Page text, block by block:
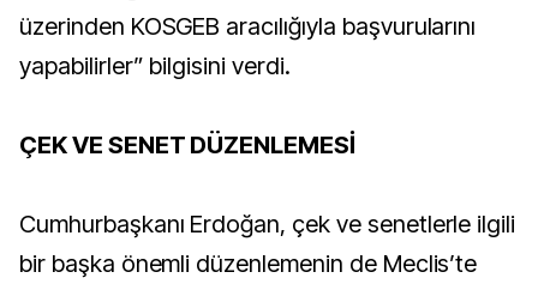
üzerinden KOSGEB aracılığıyla başvurularını
yapabilirler” bilgisini verdi.
ÇEK VE SENET DÜZENLEMESİ
Cumhurbaşkanı Erdoğan, çek ve senetlerle ilgili
bir başka önemli düzenlemenin de Meclis’te